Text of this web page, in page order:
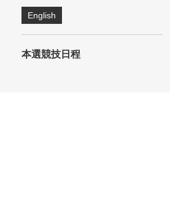
English
本選競技日程